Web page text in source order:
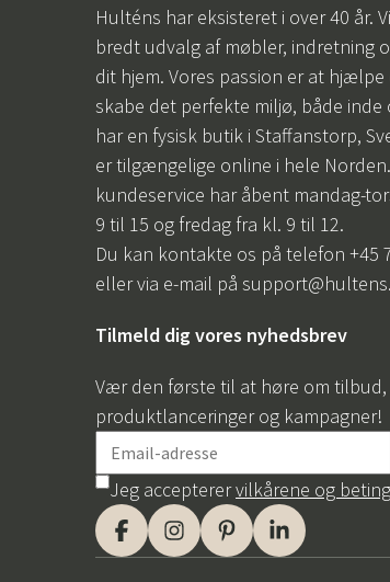
Hulténs har eksisteret i over 40 år.
bredt udvalg af møbler, indretning
dit hjem. Vores passion er at hjælpe
skabe det perfekte miljø, både inde
har en fysisk butik i Staffanstorp,
er tilgængelige online i hele
kundeservice har åbent mandag-
9 til 15 og fredag fra kl. 9 til 12.
Du kan kontakte os på telefon +45
eller via e-mail på
Tilmeld dig vores nyhedsbrev
Vær den første til at høre om tilbud,
produktlanceringer og kampagner!
Jeg accepterervilkårene og